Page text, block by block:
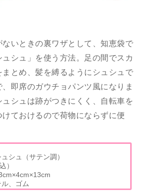
いときの裏ワザとして、知恵袋で
ュシュ」を使う方法。足の間でスカ
とめ、髪を縛るようにシュシュで
即席のガウチョパンツ風になりま
シュは跡がつきにくく、自転車を
けておけるので荷物にならずに便
シュ（サテン調）
）
、ゴム